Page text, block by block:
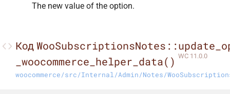
The new value of the option.
Код
_woocommerce_helper_data() WC 11.0.0
woocommerce/src/Internal/Admin/Notes/